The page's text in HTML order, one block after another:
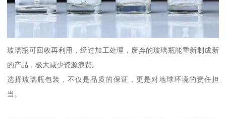
玻璃瓶可回收再利用，经过加工处理，废弃的玻璃瓶能重新制成新
的产品，极大减少资源浪费。
选择玻璃瓶包装，不仅是品质的保证，更是对地球环境的责任担
当。